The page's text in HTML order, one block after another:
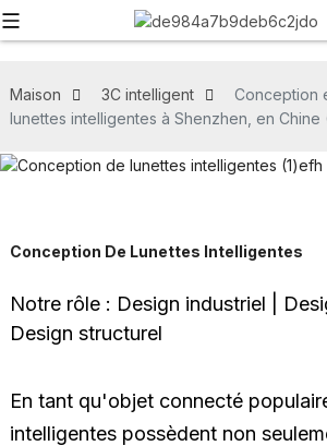
Maison 3C intelligent
Conception
lunettes intelligentes à Shenzhen, en Chine
Conception De Lunettes Intelligentes
Notre rôle : Design industriel |
Design structurel
En tant qu'objet connecté
intelligentes possèdent non